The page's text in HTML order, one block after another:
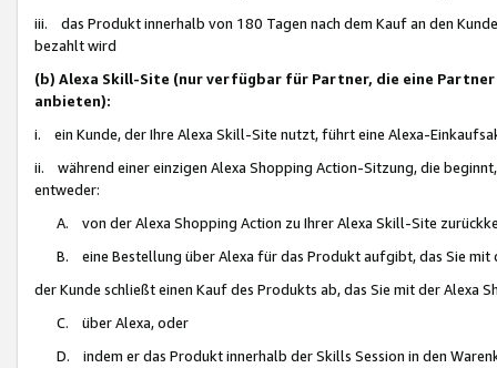
iii. das Produkt innerhalb von 180 Tagen nach dem Kauf an den
bezahlt wird
(b) Alexa Skill-Site (nur verfügbar für Partner, die eine
anbieten):
i. ein Kunde, der Ihre Alexa Skill-Site nutzt, führt eine Alexa-
ii. während einer einzigen Alexa Shopping Action-Sitzung, die
entweder:
A. von der Alexa Shopping Action zu Ihrer Alexa Skill-Site
B. eine Bestellung über Alexa für das Produkt aufgibt, das Sie mit
der Kunde schließt einen Kauf des Produkts ab, das Sie mit der Alexa
C. über Alexa, oder
D. indem er das Produkt innerhalb der Skills Session in den